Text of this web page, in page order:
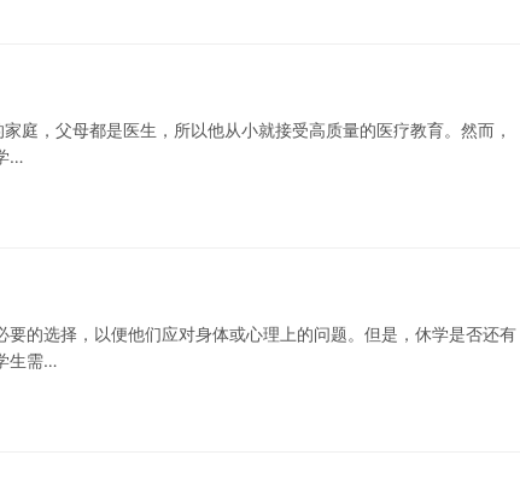
庭，父母都是医生，所以他从小就接受高质量的医疗教育。然而，
…
的选择，以便他们应对身体或心理上的问题。但是，休学是否还有
生需…